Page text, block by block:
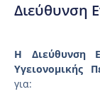
Διεύθυνση
Η Διεύθυνση
Υγειονομικής
για: